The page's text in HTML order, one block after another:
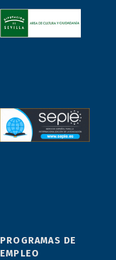
PROGRAMAS DE
EMPLEO